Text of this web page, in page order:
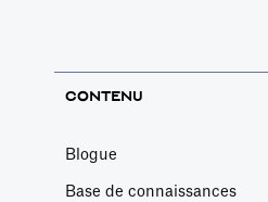
CONTENU
Blogue
Base de connaissances